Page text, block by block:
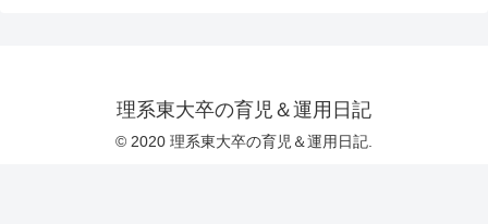
理系東大卒の育児＆運用日記
© 2020 理系東大卒の育児＆運用日記.